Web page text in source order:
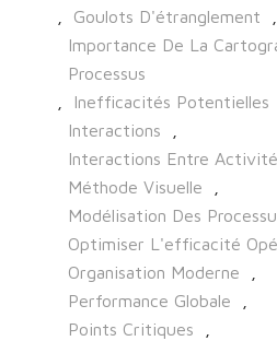
Goulots D'étranglement
Importance De La
Processus
Inefficacités Potentielles
Interactions
Interactions Entre
Méthode Visuelle
Modélisation Des
Optimiser L'efficacité
Organisation Moderne
Performance Globale
Points Critiques